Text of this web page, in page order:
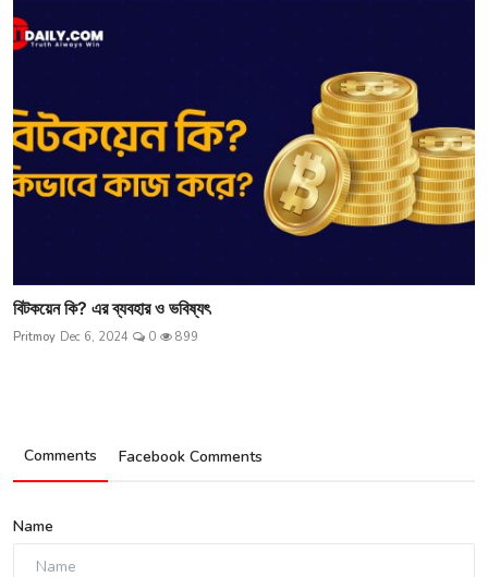
বিটকয়েন কি? এর ব্যবহার ও ভবিষ্যৎ
Pritmoy Dec 6, 2024 0 899
Comments Facebook Comments
Name